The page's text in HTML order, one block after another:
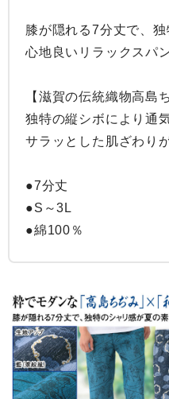
膝が隠れる7分丈で、
心地良いリラックスパ
【滋賀の伝統織物高島
独特の縦シボにより通
サラッとした肌ざわり
●7分丈
●S～3L
●綿100％